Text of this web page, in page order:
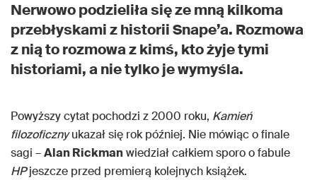
Nerwowo podzieliła się ze mną kilkoma
przebłyskami z historii Snape’a. Rozmowa
z nią to rozmowa z kimś, kto żyje tymi
historiami, a nie tylko je wymyśla.
Powyższy cytat pochodzi z 2000 roku, Kamień
filozoficznyukazał się rok później. Nie mówiąc o finale
sagi –Alan Rickmanwiedział całkiem sporo o fabule
HPjeszcze przed premierą kolejnych książek.